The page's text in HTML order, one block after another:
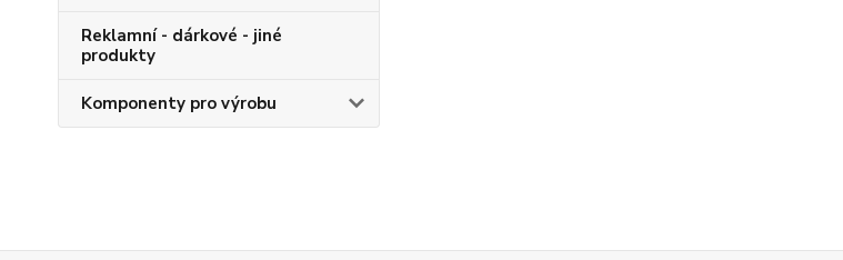
Reklamní - dárkové - jiné
produkty
Komponenty pro výrobu